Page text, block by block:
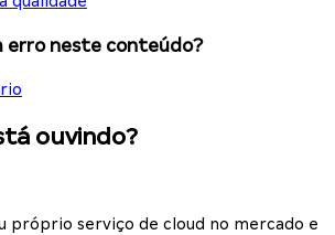
erro neste conteúdo?
ouvindo?
próprio serviço de cloud no mercado e